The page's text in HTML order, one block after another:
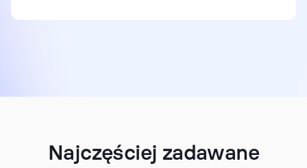
Najczęściej zadawane